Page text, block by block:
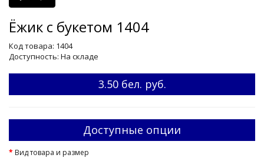
Ёжик с букетом 1404
Код товара: 1404
Доступность: На складе
3.50 бел. руб.
Доступные опции
Вид товара и размер